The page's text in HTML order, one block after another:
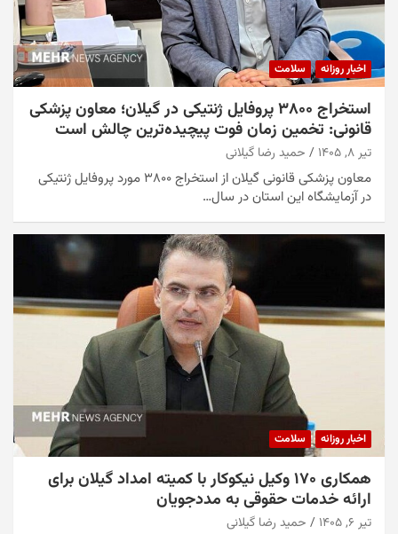
اخبار روزانه سلامت
استخراج ۳۸۰۰ پروفایل ژنتیکی در گیلان؛ معاون پزشکی
قانونی: تخمین زمان فوت پیچیده‌ترین چالش است
تیر ۸, ۱۴۰۵ حمید رضا گیلانی
معاون پزشکی قانونی گیلان از استخراج ۳۸۰۰ مورد پروفایل ژنتیکی
در آزمایشگاه این استان در سال…
اخبار روزانه سلامت
همکاری ۱۷۰ وکیل نیکوکار با کمیته امداد گیلان برای
ارائه خدمات حقوقی به مددجویان
تیر ۶, ۱۴۰۵ حمید رضا گیلانی